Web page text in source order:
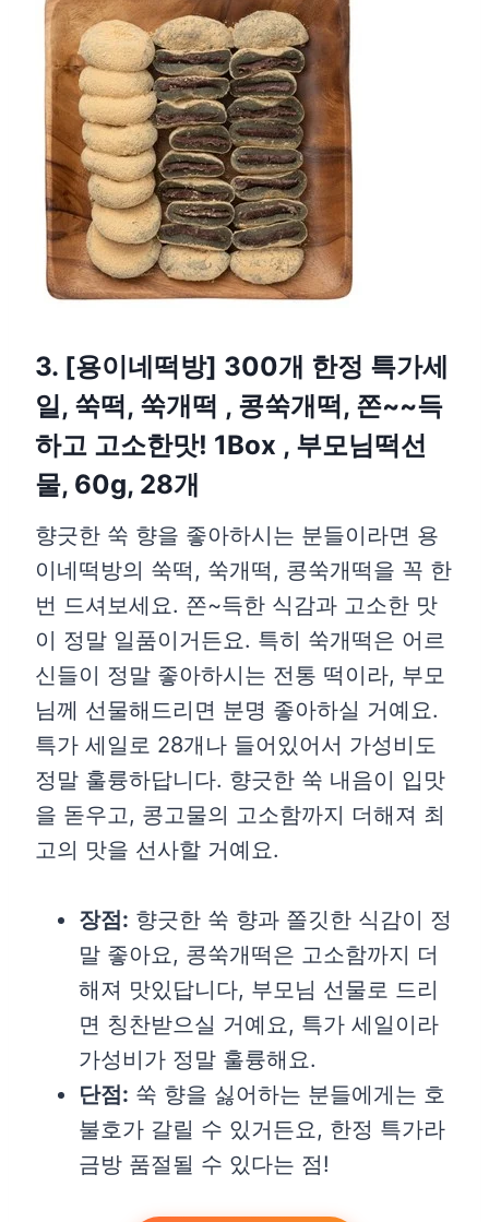
3. [용이네떡방] 300개 한정 특가세
일, 쑥떡, 쑥개떡 , 콩쑥개떡, 쫀~~득
하고 고소한맛! 1Box , 부모님떡선
물, 60g, 28개
향긋한 쑥 향을 좋아하시는 분들이라면 용
이네떡방의 쑥떡, 쑥개떡, 콩쑥개떡을 꼭 한
번 드셔보세요. 쫀~득한 식감과 고소한 맛
이 정말 일품이거든요. 특히 쑥개떡은 어르
신들이 정말 좋아하시는 전통 떡이라, 부모
님께 선물해드리면 분명 좋아하실 거예요.
특가 세일로 28개나 들어있어서 가성비도
정말 훌륭하답니다. 향긋한 쑥 내음이 입맛
을 돋우고, 콩고물의 고소함까지 더해져 최
고의 맛을 선사할 거예요.
장점: 향긋한 쑥 향과 쫄깃한 식감이 정
말 좋아요, 콩쑥개떡은 고소함까지 더
해져 맛있답니다, 부모님 선물로 드리
면 칭찬받으실 거예요, 특가 세일이라
가성비가 정말 훌륭해요.
단점: 쑥 향을 싫어하는 분들에게는 호
불호가 갈릴 수 있거든요, 한정 특가라
금방 품절될 수 있다는 점!